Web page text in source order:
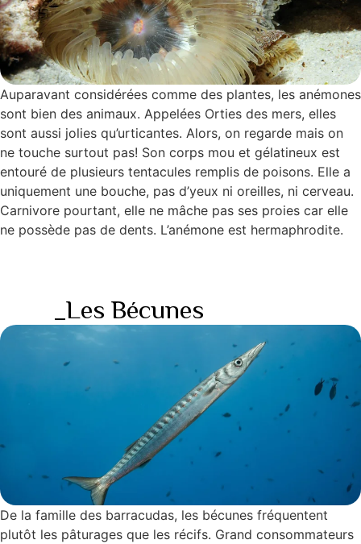
Auparavant considérées comme des plantes, les anémones
sont bien des animaux. Appelées Orties des mers, elles
sont aussi jolies qu’urticantes. Alors, on regarde mais on
ne touche surtout pas! Son corps mou et gélatineux est
entouré de plusieurs tentacules remplis de poisons. Elle a
uniquement une bouche, pas d’yeux ni oreilles, ni cerveau.
Carnivore pourtant, elle ne mâche pas ses proies car elle
ne possède pas de dents. L’anémone est hermaphrodite.
_Les Bécunes
De la famille des barracudas, les bécunes fréquentent
plutôt les pâturages que les récifs. Grand consommateurs